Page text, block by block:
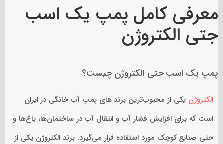
معرفی کامل پمپ یک اسب
جتی الکتروژن
پمپ یک اسب جتی الکتروژن چیست؟
الکتروژن یکی از محبوب‌ترین برند های پمپ آب خانگی در ایران
است که برای افزایش فشار آب و انتقال آب در ساختمان‌ها، باغ‌ها و
حتی صنایع کوچک مورد استفاده قرار می‌گیرد. برند الکتروژن یکی از